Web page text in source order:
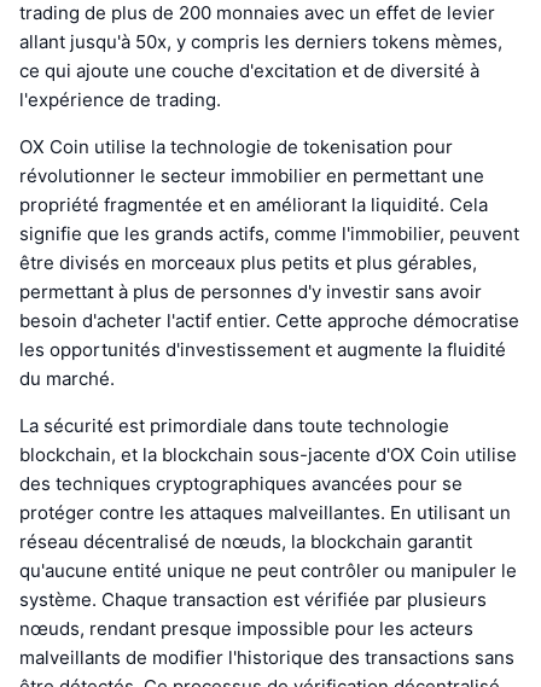
trading de plus de 200 monnaies avec un effet de levier
allant jusqu'à 50x, y compris les derniers tokens mèmes,
ce qui ajoute une couche d'excitation et de diversité à
l'expérience de trading.
OX Coin utilise la technologie de tokenisation pour
révolutionner le secteur immobilier en permettant une
propriété fragmentée et en améliorant la liquidité. Cela
signifie que les grands actifs, comme l'immobilier, peuvent
être divisés en morceaux plus petits et plus gérables,
permettant à plus de personnes d'y investir sans avoir
besoin d'acheter l'actif entier. Cette approche démocratise
les opportunités d'investissement et augmente la fluidité
du marché.
La sécurité est primordiale dans toute technologie
blockchain, et la blockchain sous-jacente d'OX Coin utilise
des techniques cryptographiques avancées pour se
protéger contre les attaques malveillantes. En utilisant un
réseau décentralisé de nœuds, la blockchain garantit
qu'aucune entité unique ne peut contrôler ou manipuler le
système. Chaque transaction est vérifiée par plusieurs
nœuds, rendant presque impossible pour les acteurs
malveillants de modifier l'historique des transactions sans